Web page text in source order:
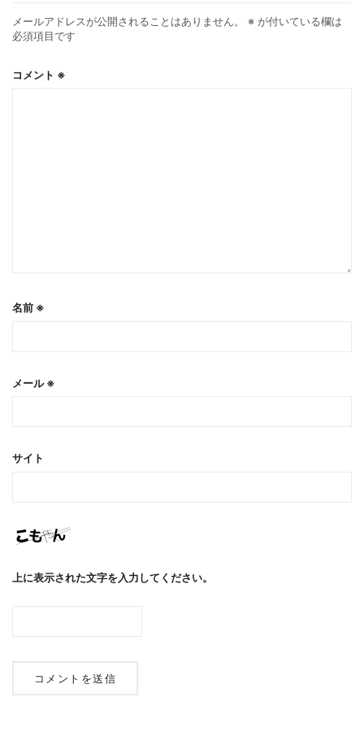
メールアドレスが公開されることはありません。 ※ が付いている欄は
必須項目です
コメント ※
名前 ※
メール※
サイト
上に表示された文字を入力してください。